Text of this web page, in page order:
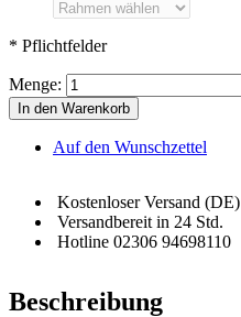
* Pflichtfelder
Menge:
In den Warenkorb
Auf den Wunschzettel
Kostenloser Versand (DE)
Versandbereit in 24 Std.
Hotline 02306 94698110
Beschreibung